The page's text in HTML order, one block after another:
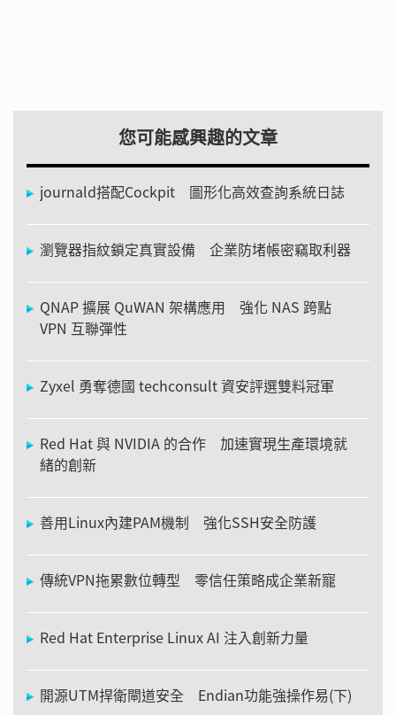
您可能感興趣的文章
journald搭配Cockpit 圖形化高效查詢系統日誌
瀏覽器指紋鎖定真實設備 企業防堵帳密竊取利器
QNAP 擴展 QuWAN 架構應用 強化 NAS 跨點
VPN 互聯彈性
Zyxel 勇奪德國 techconsult 資安評選雙料冠軍
Red Hat 與 NVIDIA 的合作 加速實現生產環境就
緒的創新
善用Linux內建PAM機制 強化SSH安全防護
傳統VPN拖累數位轉型 零信任策略成企業新寵
Red Hat Enterprise Linux AI 注入創新力量
開源UTM捍衛閘道安全 Endian功能強操作易(下)